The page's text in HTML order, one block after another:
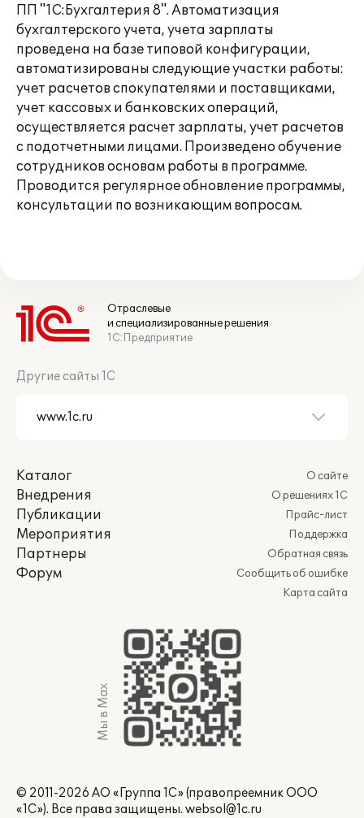
ПП "1С:Бухгалтерия 8". Автоматизация
бухгалтерского учета, учета зарплаты
проведена на базе типовой конфигурации,
автоматизированы следующие участки работы:
учет расчетов спокупателями и поставщиками,
учет кассовых и банковских операций,
осуществляется расчет зарплаты, учет расчетов
с подотчетными лицами. Произведено обучение
сотрудников основам работы в программе.
Проводится регулярное обновление программы,
консультации по возникающим вопросам.
Отраслевые
и специализированные решения
1С:Предприятие
Другие сайты 1С
Каталог
Внедрения
Публикации
Мероприятия
Партнеры
Форум
О сайте
О решениях 1С
Прайс-лист
Поддержка
Обратная связь
Сообщить об ошибке
Карта сайта
Мы в Max
© 2011-2026 АО «Группа 1С» (правопреемник ООО
«1С»). Все права защищены. websol@1c.ru